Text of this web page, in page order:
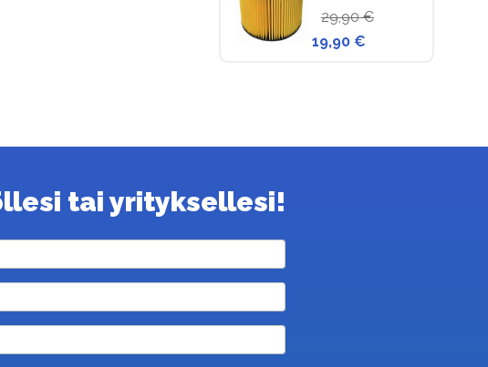
keskuspölynimuriin
19,90 €
29,90 €
tai yrityksellesi!